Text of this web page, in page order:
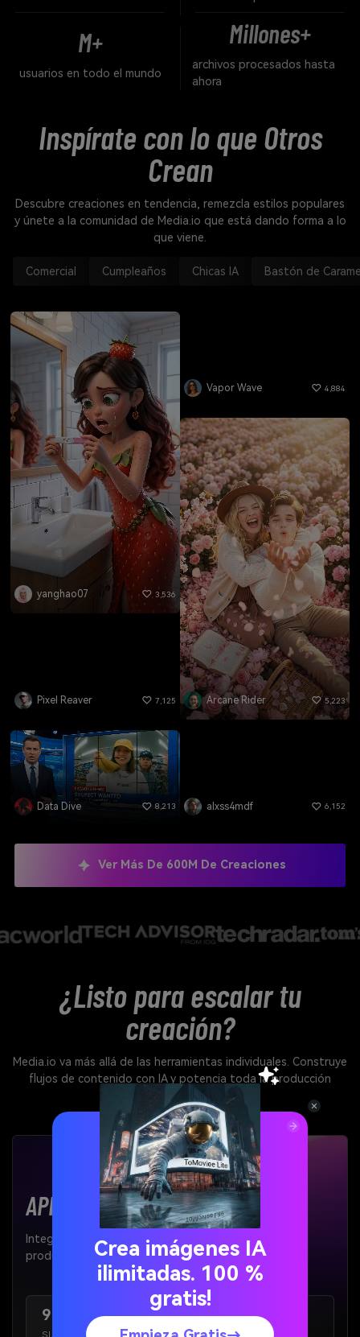
M+
usuarios en todo el mundo
Millones+
archivos procesados hasta
ahora
Inspírate con lo que Otros
Crean
Descubre creaciones en tendencia, remezcla estilos populares
y únete a la comunidad de Media.io que está dando forma a lo
que viene.
Comercial Cumpleaños Chicas IA Bastón de
yanghao07 3,536
Pixel Reaver 7,125
Data Dive 8,213
Vapor Wave 4,884
Arcane Rider 5,223
alxss4mdf 6,152
Ver Más De 600M De Creaciones
¿Listo para escalar tu
creación?
Media.io va más allá de las herramientas individuales. Construye
flujos de contenido con IA y potencia toda la producción
creativa de tu organización.
APIs de IA de nivel empresarial
Integra nuestros modelos de IA sin problemas en tus
productos y flujos de trabajo.
99.9% < 200ms
Crea imágenes IA
ilimitadas. 100 %
gratis!